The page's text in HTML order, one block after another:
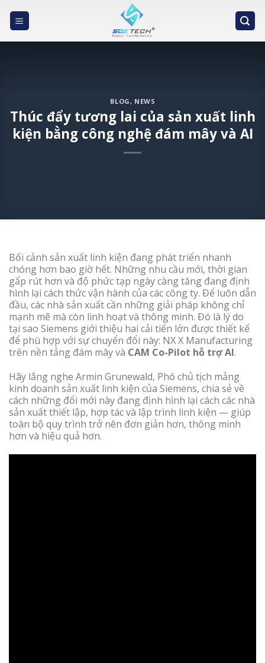
BLOG, NEWS
Thúc đẩy tương lai của sản xuất linh
kiện bằng công nghệ đám mây và AI
Bối cảnh sản xuất linh kiện đang phát triển nhanh
chóng hơn bao giờ hết. Những nhu cầu mới, thời gian
gấp rút hơn và độ phức tạp ngày càng tăng đang định
hình lại cách thức vận hành của các công ty. Để luôn dẫn
đầu, các nhà sản xuất cần những giải pháp không chỉ
mạnh mẽ mà còn linh hoạt và thông minh. Đó là lý do
tại sao Siemens giới thiệu hai cải tiến lớn được thiết kế
để phù hợp với sự chuyển đổi này: NX X Manufacturing
trên nền tảng đám mây và CAM Co-Pilot hỗ trợ AI.
Hãy lắng nghe Armin Grunewald, Phó chủ tịch mảng
kinh doanh sản xuất linh kiện của Siemens, chia sẻ về
cách những đổi mới này đang định hình lại cách các nhà
sản xuất thiết lập, hợp tác và lập trình linh kiện — giúp
toàn bộ quy trình trở nên đơn giản hơn, thông minh
hơn và hiệu quả hơn.